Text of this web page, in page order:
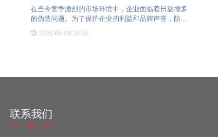
在当今竞争激烈的市场环境中，企业面临着日益增多
的伪造问题。为了保护企业的利益和品牌声誉，防伪
企业生产中的重要作用，并展示它如何保护企业的宝
2026-06-08 20:56
联系我们